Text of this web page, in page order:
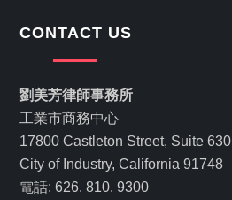
CONTACT US
劉美芳律師事務所
工業市商務中心
17800 Castleton Street, Suite 630
City of Industry, California 91748
電話: 626. 810. 9300